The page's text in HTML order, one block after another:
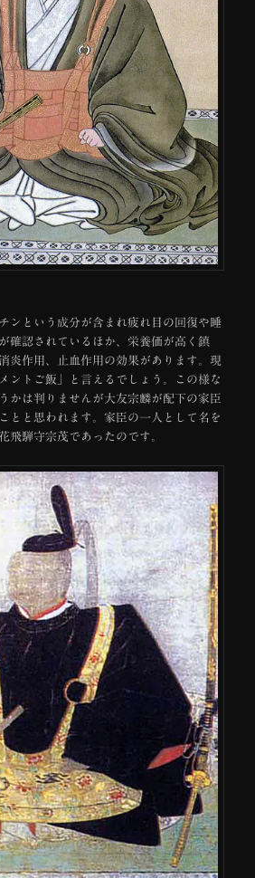
ンという成分が含まれ疲れ目の回復や睡
確認されているほか、栄養価が高く鎮
炎作用、止血作用の効果があります。現
ントご飯」と言えるでしょう。この様な
かは判りませんが大友宗麟が配下の家臣
とと思われます。家臣の一人として名を
飛騨守宗茂であったのです。